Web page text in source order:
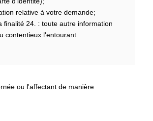
relative à votre demande;
finalité 24. : toute autre information
contentieux l'entourant.
ou l'affectant de manière